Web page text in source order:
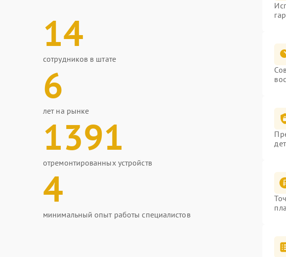
14
сотрудников в штате
6
лет на рынке
1391
отремонтированных устройств
4
минимальный опыт работы специалистов